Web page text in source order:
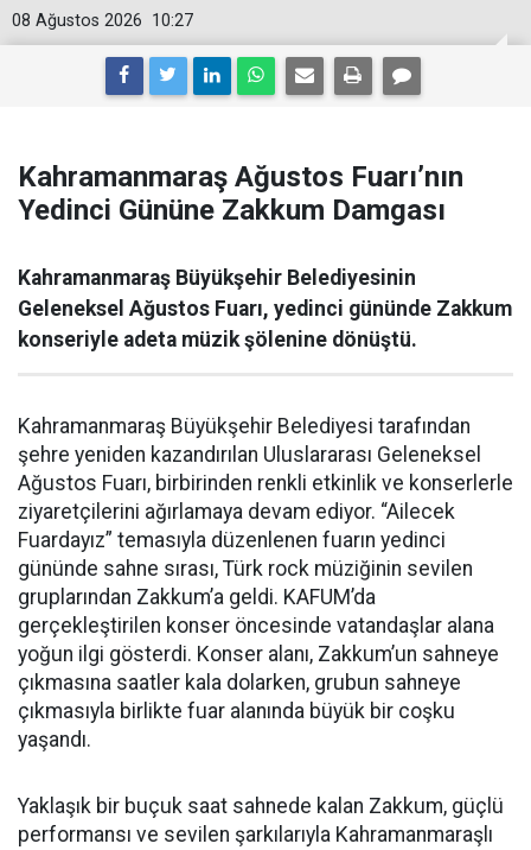
10:27
08 Ağustos 2026
Kahramanmaraş Ağustos Fuarı’nın
Yedinci Gününe Zakkum Damgası
Kahramanmaraş Büyükşehir Belediyesinin
Geleneksel Ağustos Fuarı, yedinci gününde Zakkum
konseriyle adeta müzik şölenine dönüştü.
Kahramanmaraş Büyükşehir Belediyesi tarafından
şehre yeniden kazandırılan Uluslararası Geleneksel
Ağustos Fuarı, birbirinden renkli etkinlik ve konserlerle
ziyaretçilerini ağırlamaya devam ediyor. “Ailecek
Fuardayız” temasıyla düzenlenen fuarın yedinci
gününde sahne sırası, Türk rock müziğinin sevilen
gruplarından Zakkum’a geldi. KAFUM’da
gerçekleştirilen konser öncesinde vatandaşlar alana
yoğun ilgi gösterdi. Konser alanı, Zakkum’un sahneye
çıkmasına saatler kala dolarken, grubun sahneye
çıkmasıyla birlikte fuar alanında büyük bir coşku
yaşandı.
Yaklaşık bir buçuk saat sahnede kalan Zakkum, güçlü
performansı ve sevilen şarkılarıyla Kahramanmaraşlı